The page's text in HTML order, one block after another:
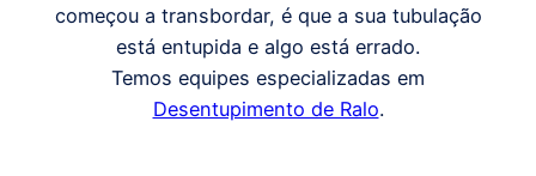
começou a transbordar, é que a sua tubulação
está entupida e algo está errado.
Temos equipes especializadas em
Desentupimento de Ralo.